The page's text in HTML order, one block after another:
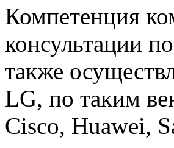
Компетенция
консультации
также
LG, по таким
Cisco, Huawei,